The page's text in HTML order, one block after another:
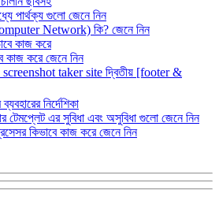
পার্থক্য গুলো জেনে নিন
Network) কি? জেনে নিন
কাজ করে
কাজ করে জেনে নিন
taker site দ্বিতীয় [footer &
নির্দেশিকা
এর সুবিধা এবং অসুবিধা গুলো জেনে নিন
কিভাবে কাজ করে জেনে নিন